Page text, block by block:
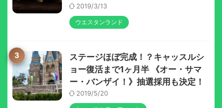
2019/3/13
ウエスタンランド
3
ステージほぼ完成！？キャッスルシ
ョー復活まで1ヶ月半 《オー・サマ
ー・バンザイ！》抽選採用も決定！
2019/5/20